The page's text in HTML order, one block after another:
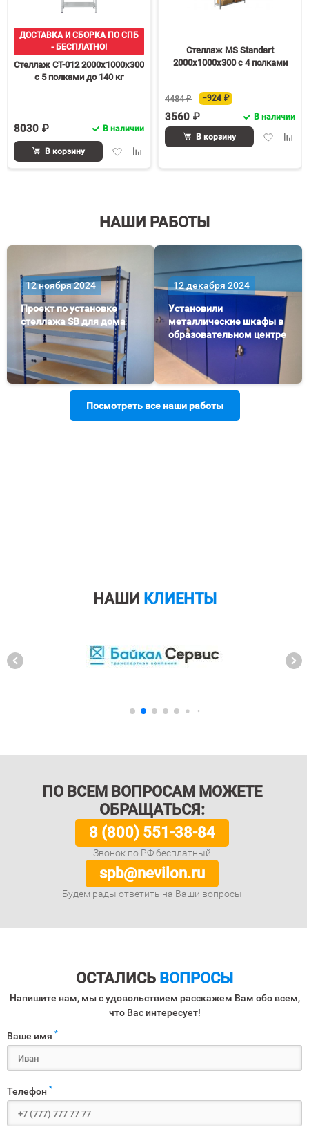
ДОСТАВКА И СБОРКА ПО СПБ
- БЕСПЛАТНО!
Стеллаж СТ-012 2000х1000х300
с 5 полками до 140 кг
8030 ₽ В наличии
ДобавитьДобавить
В корзину
Стеллаж MS Standart
2000х1000х300 c 4 полками
4484 ₽ −924 ₽
3560 ₽ В наличии
Добавить
В корзину
НАШИ РАБОТЫ
12 ноября 2024
Проект по установке
стеллажа SB для дома
12 декабря 2024
Установили
металлические шкафы в
образовательном центре
Посмотреть все наши работы
НАШИ КЛИЕНТЫ
ПО ВСЕМ ВОПРОСАМ МОЖЕТЕ
ОБРАЩАТЬСЯ:
8 (800) 551-38-84
Звонок по РФ бесплатный
spb@nevilon.ru
Будем рады ответить на Ваши вопросы
ОСТАЛИСЬ ВОПРОСЫ
Напишите нам, мы с удовольствием расскажем Вам обо всем,
что Вас интересует!
Ваше имя *
Телефон *